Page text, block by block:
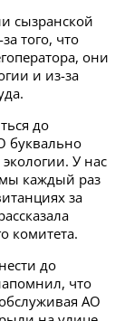
сызранской
того, что
они
и из-за
до
буквально
У нас
мы каждый раз
за
комитета.
до
что
АО